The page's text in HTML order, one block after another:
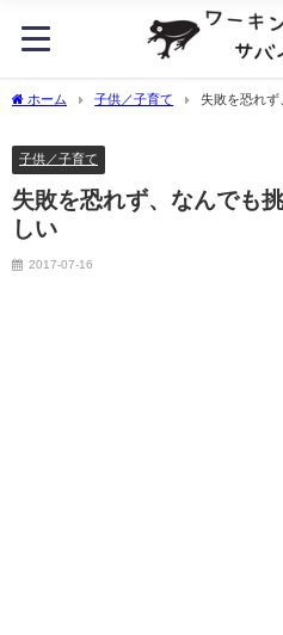
ホーム 子供／子育て 失敗を恐れ
子供／子育て
失敗を恐れず、なんでも
しい
2017-07-16